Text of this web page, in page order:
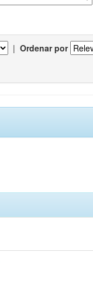
| Ordenar por